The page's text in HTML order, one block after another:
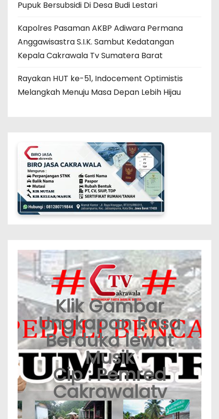
Pupuk Bersubsidi Di Desa Budi Lestari
Kapolres Pasaman AKBP Adiwara Permana
Anggawisastra S.I.K. Sambut Kedatangan
Kepala Cakrawala Tv Sumatera Barat
Rayakan HUT ke-51, Indocement Optimistis
Melangkah Menuju Masa Depan Lebih Hijau
Klik Gambar
Ungkapan Rasa
Berduka lewat
Musik
Cip : Pemred
Cakrawalatv